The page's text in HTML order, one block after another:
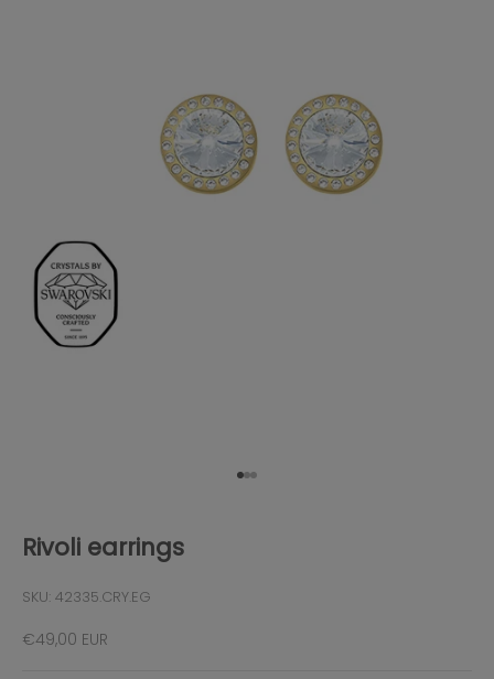
Gehe zu Element 1
Gehe zu Element 2
Gehe zu Element 3
Rivoli earrings
SKU: 42335.CRY.EG
Angebot
€49,00 EUR